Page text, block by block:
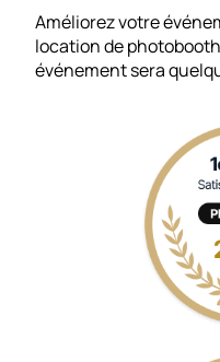
Améliorez votre
location de
événement sera